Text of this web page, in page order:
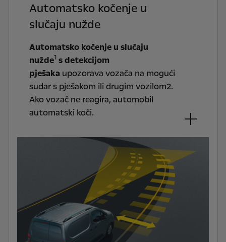
Automatsko kočenje u
slučaju nužde
Automatsko kočenje u slučaju
nužde1 s detekcijom
pješaka upozorava vozača na mogući
sudar s pješakom ili drugim vozilom2.
Ako vozač ne reagira, automobil
automatski koči.